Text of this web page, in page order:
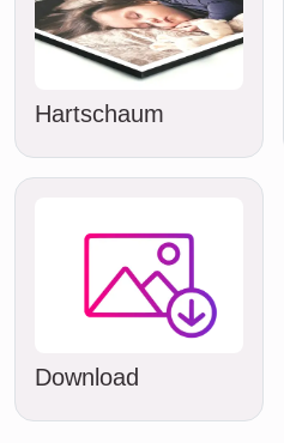
Hartschaum
Download